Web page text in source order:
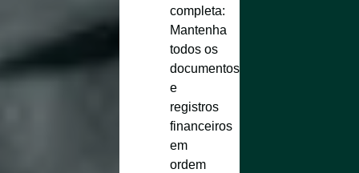
completa:
Mantenha
todos os
documentos
e
registros
financeiros
em
ordem